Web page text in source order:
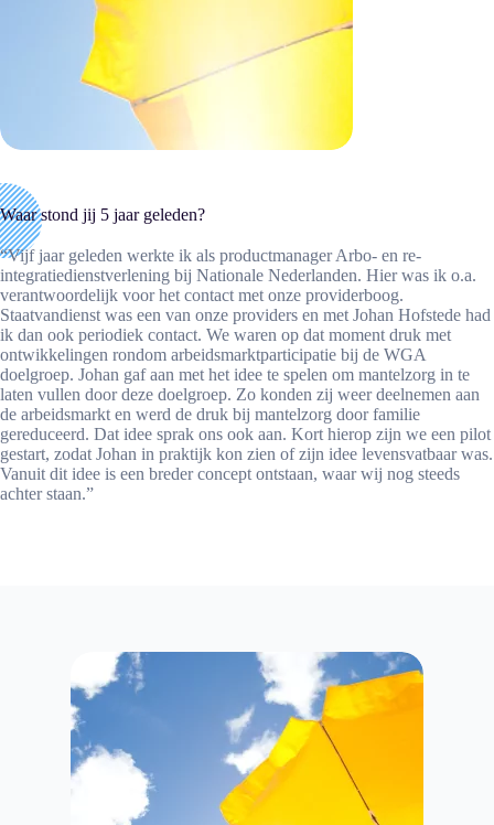
Waar stond jij 5 jaar geleden?
“Vijf jaar geleden werkte ik als productmanager Arbo- en re-
integratiedienstverlening bij Nationale Nederlanden. Hier was ik o.a.
verantwoordelijk voor het contact met onze providerboog.
Staatvandienst was een van onze providers en met Johan Hofstede had
ik dan ook periodiek contact. We waren op dat moment druk met
ontwikkelingen rondom arbeidsmarktparticipatie bij de WGA
doelgroep. Johan gaf aan met het idee te spelen om mantelzorg in te
laten vullen door deze doelgroep. Zo konden zij weer deelnemen aan
de arbeidsmarkt en werd de druk bij mantelzorg door familie
gereduceerd. Dat idee sprak ons ook aan. Kort hierop zijn we een pilot
gestart, zodat Johan in praktijk kon zien of zijn idee levensvatbaar was.
Vanuit dit idee is een breder concept ontstaan, waar wij nog steeds
achter staan.”